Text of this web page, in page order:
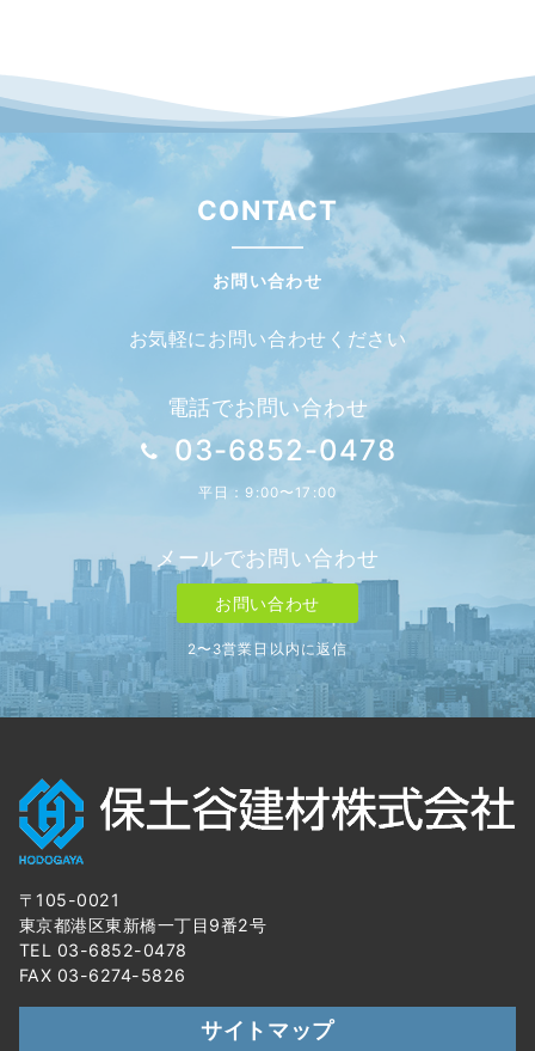
CONTACT
お問い合わせ
お気軽にお問い合わせください
電話でお問い合わせ
03-6852-0478
平日：9:00〜17:00
メールでお問い合わせ
お問い合わせ
2〜3営業日以内に返信
〒105-0021
東京都港区東新橋一丁目9番2号
TEL 03-6852-0478
FAX 03-6274-5826
サイトマップ